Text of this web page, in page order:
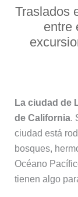
Traslados
entre
La ciudad de
de California.
ciudad está
bosques,
Océano
tienen algo